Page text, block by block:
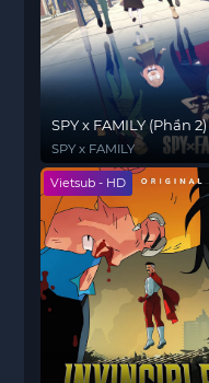
SPY x FAMILY (Phần 2)
SPY x FAMILY
Vietsub - HD